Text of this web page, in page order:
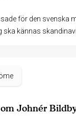
för den svenska
ska kännas
Johnér